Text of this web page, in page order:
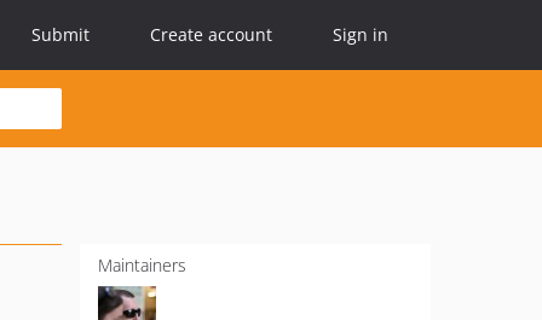
Submit Create account Sign in
Maintainers